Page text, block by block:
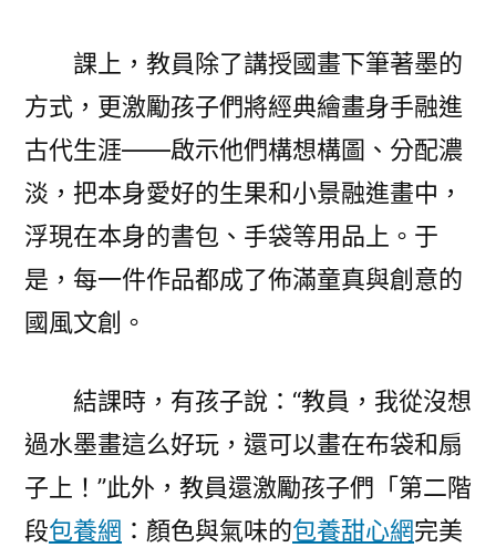
課上，教員除了講授國畫下筆著墨的
方式，更激勵孩子們將經典繪畫身手融進
古代生涯——啟示他們構想構圖、分配濃
淡，把本身愛好的生果和小景融進畫中，
浮現在本身的書包、手袋等用品上。于
是，每一件作品都成了佈滿童真與創意的
國風文創。
結課時，有孩子說：“教員，我從沒想
過水墨畫這么好玩，還可以畫在布袋和扇
子上！”此外，教員還激勵孩子們「第二階
段包養網 ：顏色與氣味的包養甜心網完美